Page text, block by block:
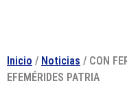
Inicio / Noticias / CON
EFEMÉRIDES PATRIA